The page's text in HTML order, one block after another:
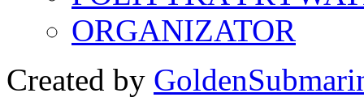
ORGANIZATOR
Created by